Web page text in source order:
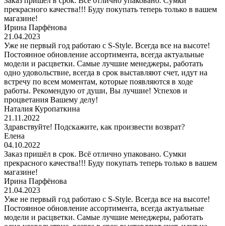
прекрасного качества!!! Буду покупать теперь только в вашем
магазине!
Ирина Парфёнова
21.04.2023
Уже не первый год работаю с S-Style. Всегда все на высоте!
Постоянное обновление ассортимента, всегда актуальные
модели и расцветки. Самые лучшие менеджеры, работать
одно удовольствие, всегда в срок выставляют счет, идут на
встречу по всем моментам, которые появляются в ходе
работы. Рекомендую от души, Вы лучшие! Успехов и
процветания Вашему делу!
Наталия Куропаткина
21.11.2022
Здравствуйте! Подскажите, как произвести возврат?
Елена
04.10.2022
Заказ пришёл в срок. Всё отлично упаковано. Сумки
прекрасного качества!!! Буду покупать теперь только в вашем
магазине!
Ирина Парфёнова
21.04.2023
Уже не первый год работаю с S-Style. Всегда все на высоте!
Постоянное обновление ассортимента, всегда актуальные
модели и расцветки. Самые лучшие менеджеры, работать